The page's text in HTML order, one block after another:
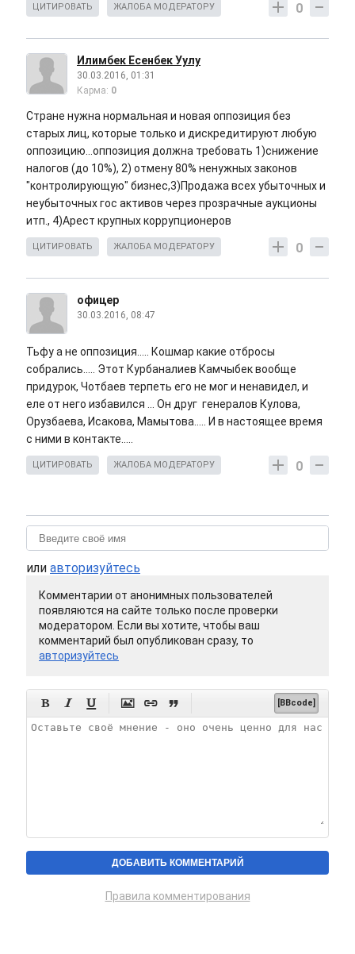
0
ЦИТИРОВАТЬ ЖАЛОБА МОДЕРАТОРУ
Илимбек Есенбек Уулу
30.03.2016, 01:31
Карма: 0
Стране нужна нормальная и новая оппозиция без
старых лиц, которые только и дискредитируют любую
оппозицию...оппозиция должна требовать 1)снижение
налогов (до 10%), 2) отмену 80% ненужных законов
"контролирующую" бизнес,3)Продажа всех убыточных и
неубыточных гос активов через прозрачные аукционы
итп., 4)Арест крупных коррупционеров
0
ЦИТИРОВАТЬ ЖАЛОБА МОДЕРАТОРУ
офицер
30.03.2016, 08:47
Тьфу а не оппозиция..... Кошмар какие отбросы
собрались..... Этот Курбаналиев Камчыбек вообще
придурок, Чотбаев терпеть его не мог и ненавидел, и
еле от него избавился ... Он друг генералов Кулова,
Орузбаева, Исакова, Мамытова..... И в настоящее время
с ними в контакте.....
0
ЦИТИРОВАТЬ ЖАЛОБА МОДЕРАТОРУ
или авторизуйтесь
Комментарии от анонимных пользователей
появляются на сайте только после проверки
модератором. Если вы хотите, чтобы ваш
комментарий был опубликован сразу, то
авторизуйтесь
      [BBcode]
Правила комментирования